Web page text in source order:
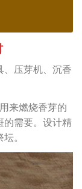
、压芽机、沉香
来燃烧香芽的
的需要。设计精
。